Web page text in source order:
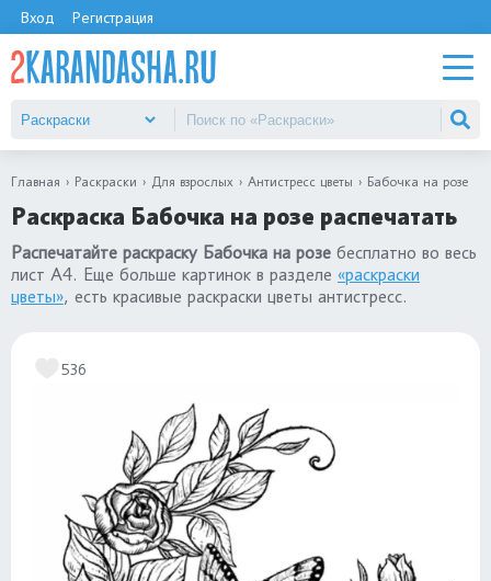
Вход Регистрация
Главная Раскраски Для взрослых Антистресс цветы Бабочка на розе
Раскраска Бабочка на розе распечатать
Распечатайте раскраску Бабочка на розе бесплатно во весь
лист А4. Еще больше картинок в разделе «раскраски
цветы», есть красивые раскраски цветы антистресс.
536